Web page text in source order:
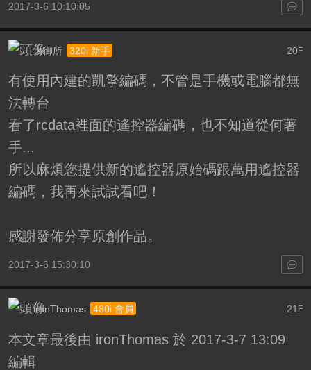
2017-3-6 10:10:05
20F
大御所 320i 新手
有使用內建的凱擎編碼，不管是手機或電腦都無
法轉台
看了rcdata裡面的遙控器編碼，也不知道從何著
手...
所以麻煩您提供新的遙控器原始碼跟萬用遙控器
編碼，我再來試試看吧！
感謝發佈分享原創作品。
2017-3-6 15:30:10
21 F
ironThomas 480i 會員
本文章最後由 ironThomas 於 2017-3-7 13:09
編輯